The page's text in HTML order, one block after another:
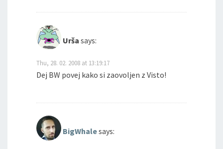
Urša says:
Thu, 28. 02. 2008 at 13:19:17
Dej BW povej kako si zaovoljen z Visto!
BigWhalesays: